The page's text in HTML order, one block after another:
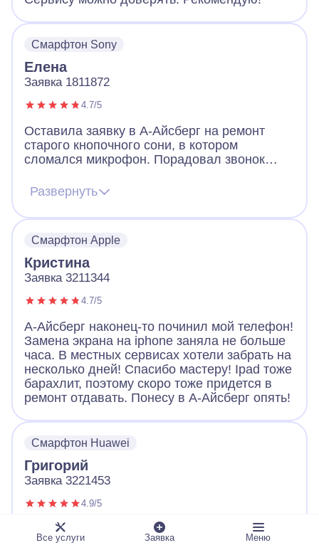
Смарфтон Sony
Елена
Заявка 1811872
4.7/5
Оставила заявку в А-Айсберг на ремонт
старого кнопочного сони, в котором
сломался микрофон. Порадовал звонок
назначил мастера, договорились, что он
приедет вечером того же дня. Так и
случилось. Мастер разобрал телефон, что-
Большое спасибо!
Развернуть
Смарфтон Apple
Кристина
Заявка 3211344
4.7/5
А-Айсберг наконец-то починил мой телефон!
Замена экрана на iphone заняла не больше
часа. В местных сервисах хотели забрать на
несколько дней! Спасибо мастеру! Ipad тоже
барахлит, поэтому скоро тоже придется в
ремонт отдавать. Понесу в А-Айсберг опять!
Смарфтон Huawei
Григорий
Заявка 3221453
4.9/5
Обращался с неисправным телефоном в А-
Айсберг. Оператор вежливо выслушал и
Все услуги Заявка Меню